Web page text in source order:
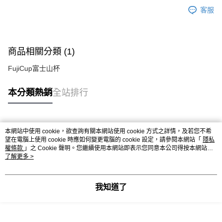
客服
商品相關分類 (1)
FujiCup富士山杯
本分類熱銷全站排行
熱門標籤
本網站中使用 cookie，欲查詢有關本網站使用 cookie 方式之詳情，及若您不希
望在電腦上使用 cookie 時應如何變更電腦的 cookie 設定，請參閱本網站「 隱私
權條款 」之 Cookie 聲明。您繼續使用本網站即表示您同意本公司得按本網站使
用條款之 Cookie 聲明使用 cookie。
了解更多 >
我知道了